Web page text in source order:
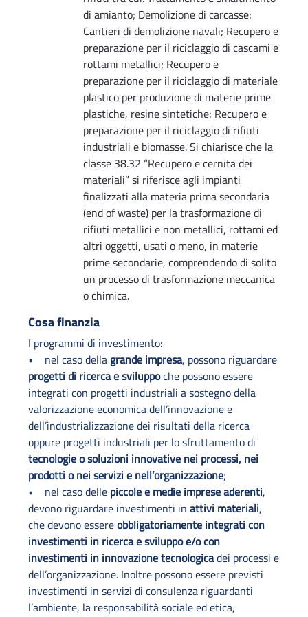
di amianto; Demolizione di carcasse;
Cantieri di demolizione navali; Recupero e
preparazione per il riciclaggio di cascami e
rottami metallici; Recupero e
preparazione per il riciclaggio di materiale
plastico per produzione di materie prime
plastiche, resine sintetiche; Recupero e
preparazione per il riciclaggio di rifiuti
industriali e biomasse. Si chiarisce che la
classe 38.32 “Recupero e cernita dei
materiali” si riferisce agli impianti
finalizzati alla materia prima secondaria
(end of waste) per la trasformazione di
rifiuti metallici e non metallici, rottami ed
altri oggetti, usati o meno, in materie
prime secondarie, comprendendo di solito
un processo di trasformazione meccanica
o chimica.
Cosa finanzia
I programmi di investimento:
• nel caso dellagrande impresa, possono riguardare
progetti di ricerca e sviluppoche possono essere
integrati con progetti industriali a sostegno della
valorizzazione economica dell’innovazione e
dell’industrializzazione dei risultati della ricerca
oppure progetti industriali per lo sfruttamento di
tecnologie o soluzioni innovative nei processi, nei
prodotti o nei servizi e nell’organizzazione;
• nel caso delle piccole e medie imprese aderenti,
devono riguardare investimenti in attivi materiali,
che devono essereobbligatoriamente integrati con
investimenti in ricerca e sviluppo e/o con
investimenti in innovazione tecnologicadei processi e
dell’organizzazione. Inoltre possono essere previsti
investimenti in servizi di consulenza riguardanti
l’ambiente, la responsabilità sociale ed etica,